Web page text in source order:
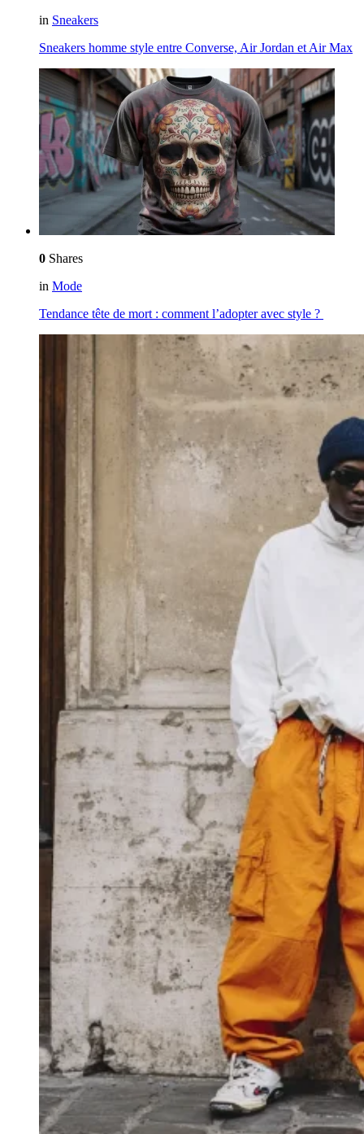
in Sneakers
Sneakers homme style entre Converse, Air Jordan et Air Max
0 Shares
in Mode
Tendance tête de mort : comment l’adopter avec style ?